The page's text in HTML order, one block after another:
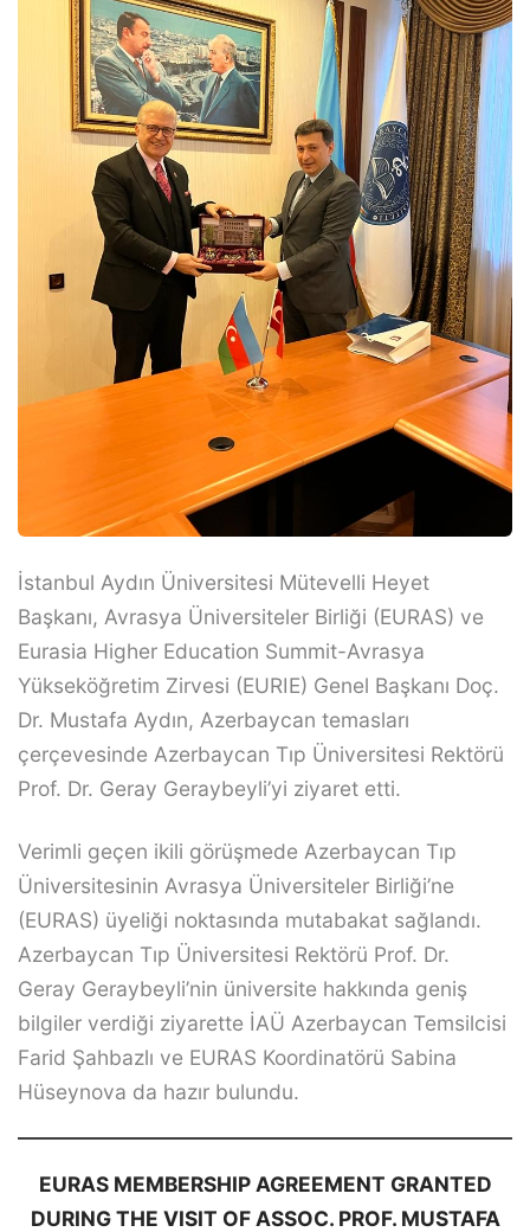
İstanbul Aydın Üniversitesi Mütevelli Heyet
Başkanı, Avrasya Üniversiteler Birliği (EURAS) ve
Eurasia Higher Education Summit-Avrasya
Yükseköğretim Zirvesi (EURIE) Genel Başkanı Doç.
Dr. Mustafa Aydın, Azerbaycan temasları
çerçevesinde Azerbaycan Tıp Üniversitesi Rektörü
Prof. Dr. Geray Geraybeyli’yi ziyaret etti.
Verimli geçen ikili görüşmede Azerbaycan Tıp
Üniversitesinin Avrasya Üniversiteler Birliği’ne
(EURAS) üyeliği noktasında mutabakat sağlandı.
Azerbaycan Tıp Üniversitesi Rektörü Prof. Dr.
Geray Geraybeyli’nin üniversite hakkında geniş
bilgiler verdiği ziyarette İAÜ Azerbaycan Temsilcisi
Farid Şahbazlı ve EURAS Koordinatörü Sabina
Hüseynova da hazır bulundu.
EURAS MEMBERSHIP AGREEMENT GRANTED
DURING THE VISIT OF ASSOC. PROF. MUSTAFA